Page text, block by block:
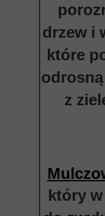
drzew i
które
z
który